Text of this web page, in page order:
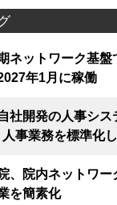
ネットワーク基盤
年1月に稼働
社開発の人事シス
事業務を標準化
、院内ネットワー
を簡素化